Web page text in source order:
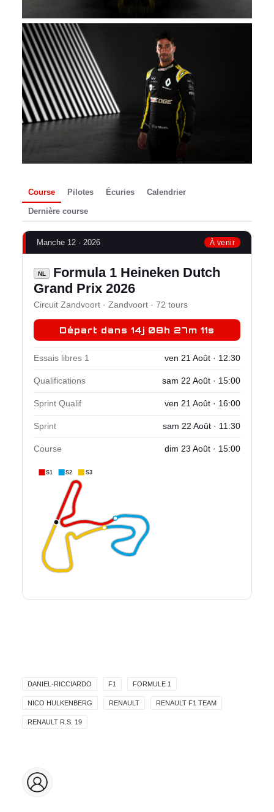
Course Pilotes Écuries Calendrier
Dernière course
Manche 12 · 2026 À venir
NL
Formula 1 Heineken Dutch
Grand Prix 2026
Circuit Zandvoort · Zandvoort · 72 tours
Départ dans 14j 08h 27m 10s
Essais libres 1 ven 21 Août · 12:30
Qualifications sam 22 Août · 15:00
Sprint Qualif ven 21 Août · 16:00
Sprint sam 22 Août · 11:30
Course dim 23 Août · 15:00
S1 S2 S3
DANIEL-RICCIARDO F1 FORMULE 1
NICO HULKENBERG RENAULT RENAULT F1 TEAM
RENAULT R.S. 19